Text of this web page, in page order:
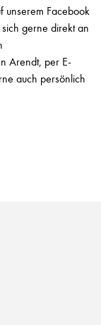
& Beauty Artist
unserem Facebook
gerne direkt an
Arendt, per E-
auch persönlich